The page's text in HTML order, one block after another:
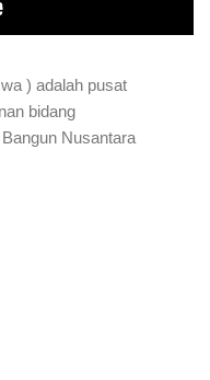
) adalah pusat
bidang
Nusantara